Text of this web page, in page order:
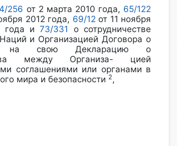
256 от 2 марта 2010 года, 65/122
2012 года, 69/12 от 11 ноября
года и73/331
о сотрудничестве
и Организацией Договора о
и на свою Декларацию о
между Организа- цией
соглашениями или органами в
мира и безопасности 2,